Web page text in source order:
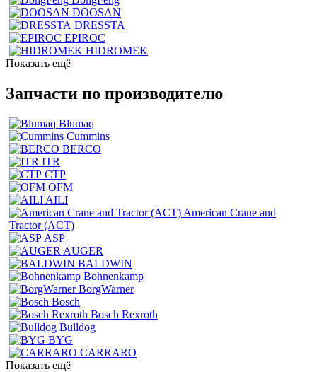
DOOSAN
DRESSTA
EPIROC
HIDROMEK
Показать ещё
Запчасти по производителю
Blumaq
Cummins
BERCO
ITR
CTP
OFM
AILI
American Crane and
Tractor (ACT)
ASP
AUGER
BALDWIN
Bohnenkamp
BorgWarner
Bosch
Bosch Rexroth
Bulldog
BYG
CARRARO
Показать ещё